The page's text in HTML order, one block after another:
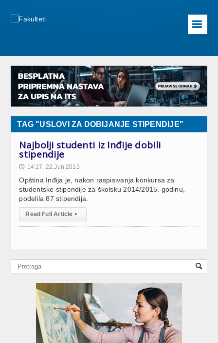
☰
TAG "USLOVI ZA DOBIJANJE STIPENDIJE"
Najbolji studenti iz Inđije dobili
stipendije
🕔 14:17, 22.Jun 2015
Opština Inđija je, nakon raspisivanja konkursa za
studentske stipendije za školsku 2014/2015. godinu,
podelila 87 stipendija.
Read Full Article ▸